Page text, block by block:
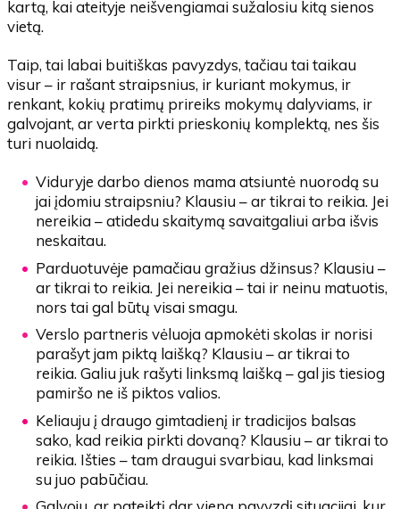
kartą, kai ateityje neišvengiamai sužalosiu kitą sienos
vietą.
Taip, tai labai buitiškas pavyzdys, tačiau tai taikau
visur – ir rašant straipsnius, ir kuriant mokymus, ir
renkant, kokių pratimų prireiks mokymų dalyviams, ir
galvojant, ar verta pirkti prieskonių komplektą, nes šis
turi nuolaidą.
Viduryje darbo dienos mama atsiuntė nuorodą su
jai įdomiu straipsniu? Klausiu – ar tikrai to reikia. Jei
nereikia – atidedu skaitymą savaitgaliui arba išvis
neskaitau.
Parduotuvėje pamačiau gražius džinsus? Klausiu –
ar tikrai to reikia. Jei nereikia – tai ir neinu matuotis,
nors tai gal būtų visai smagu.
Verslo partneris vėluoja apmokėti skolas ir norisi
parašyt jam piktą laišką? Klausiu – ar tikrai to
reikia. Galiu juk rašyti linksmą laišką – gal jis tiesiog
pamiršo ne iš piktos valios.
Keliauju į draugo gimtadienį ir tradicijos balsas
sako, kad reikia pirkti dovaną? Klausiu – ar tikrai to
reikia. Išties – tam draugui svarbiau, kad linksmai
su juo pabūčiau.